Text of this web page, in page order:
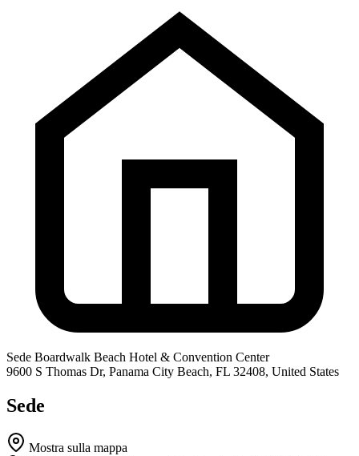
Sede Boardwalk Beach Hotel & Convention Center
9600 S Thomas Dr, Panama City Beach, FL 32408, United States
Sede
Mostra sulla mappa